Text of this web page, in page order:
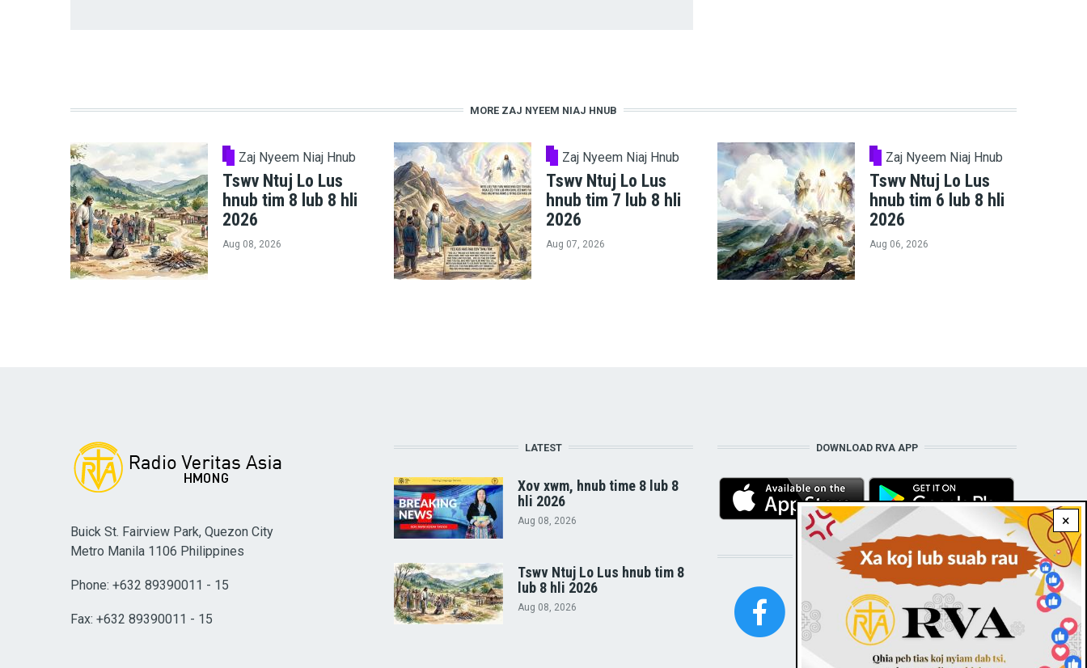
MORE ZAJ NYEEM NIAJ HNUB
Zaj Nyeem Niaj Hnub
Tswv Ntuj Lo Lus
hnub tim 8 lub 8 hli
2026
Aug 08, 2026
Zaj Nyeem Niaj Hnub
Tswv Ntuj Lo Lus
hnub tim 7 lub 8 hli
2026
Aug 07, 2026
Zaj Nyeem Niaj Hnub
Tswv Ntuj Lo Lus
hnub tim 6 lub 8 hli
2026
Aug 06, 2026
×
Buick St. Fairview Park, Quezon City
Metro Manila 1106 Philippines
Phone: +632 89390011 - 15
Fax: +632 89390011 - 15
LATEST
Xov xwm, hnub time 8 lub 8
hli 2026
Aug 08, 2026
Tswv Ntuj Lo Lus hnub tim 8
lub 8 hli 2026
Aug 08, 2026
DOWNLOAD RVA APP
STAY CONNECTED WITH US!